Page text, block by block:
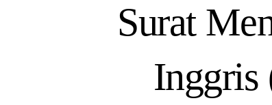
Surat
Inggris